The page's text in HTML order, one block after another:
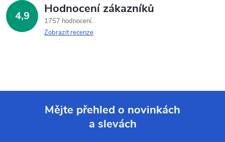
4,9 Hodnocení zákazníků
1757 hodnocení
Zobrazit recenze
Mějte přehled o novinkách
a slevách